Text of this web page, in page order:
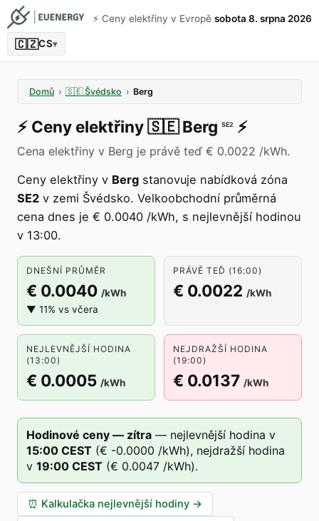
⚡️ Ceny elektřiny v Evropě sobota 8. srpna 2026
🇨🇿CS▾
Domů › 🇸🇪 Švédsko › Berg
⚡️ Ceny elektřiny🇸🇪 Berg SE2 ⚡️
Cena elektřiny v Berg je právě teď € 0.0022 /kWh.
Ceny elektřiny v Berg stanovuje nabídková zóna
SE2 v zemi Švédsko. Velkoobchodní průměrná
cena dnes je € 0.0040 /kWh, s nejlevnější hodinou
v 13:00.
DNEŠNÍ PRŮMĚR
€ 0.0040 /kWh
▼ 11% vs včera
PRÁVĚ TEĎ (16:00)
€ 0.0022 /kWh
NEJLEVNĚJŠÍ HODINA
(13:00)
€ 0.0005 /kWh
NEJDRAŽŠÍ HODINA
(19:00)
€ 0.0137 /kWh
Hodinové ceny — zítra — nejlevnější hodina v
15:00 CEST (€ -0.0000 /kWh), nejdražší hodina
v 19:00 CEST (€ 0.0047 /kWh).
⏰ Kalkulačka nejlevnější hodiny →